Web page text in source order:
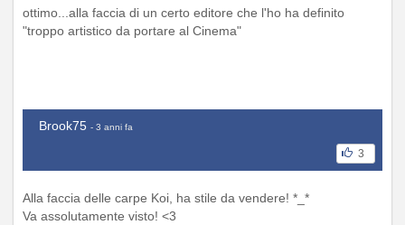
ottimo...alla faccia di un certo editore che l'ho ha definito
"troppo artistico da portare al Cinema"
Brook75 - 3 anni fa
3
Alla faccia delle carpe Koi, ha stile da vendere! *_*
Va assolutamente visto! <3